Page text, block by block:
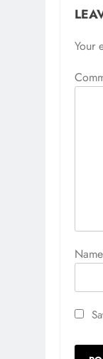
Your
Name